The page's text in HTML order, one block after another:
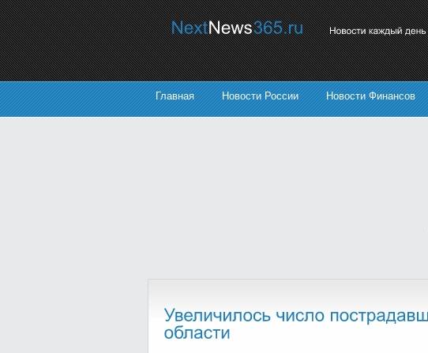
Главная Новости России Новости Финансов